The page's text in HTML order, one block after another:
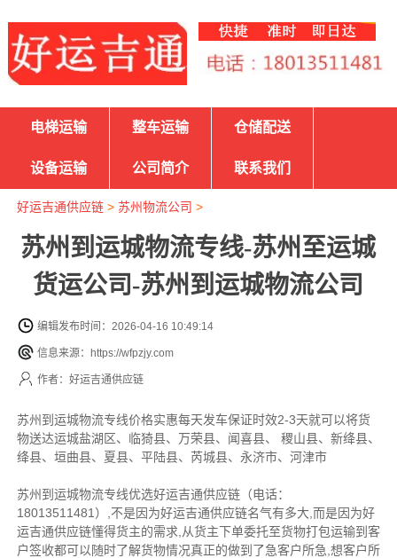
电梯运输 整车运输 仓储配送
设备运输 公司简介 联系我们
好运吉通供应链> 苏州物流公司 >
苏州到运城物流专线-苏州至运城
货运公司-苏州到运城物流公司
编辑发布时间：2026-04-16 10:49:14
信息来源：https://wfpzjy.com
作者：好运吉通供应链
苏州到运城物流专线价格实惠每天发车保证时效2-3天就可以将货
物送达运城盐湖区、临猗县、万荣县、闻喜县、 稷山县、新绛县、
绛县、垣曲县、夏县、平陆县、芮城县、永济市、河津市
苏州到运城物流专线优选好运吉通供应链（电话：
18013511481）,不是因为好运吉通供应链名气有多大,而是因为好
运吉通供应链懂得货主的需求,从货主下单委托至货物打包运输到客
户签收都可以随时了解货物情况真正的做到了急客户所急,想客户所